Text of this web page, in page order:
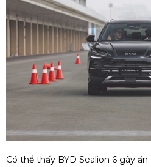
Có thể thấy BYD Sealion 6 gây